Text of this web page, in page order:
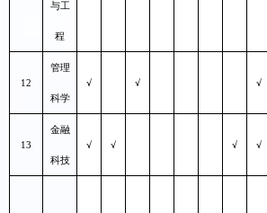
与工
程
12
管理
科学
√ √ √
13
金融
科技
√ √ √ √